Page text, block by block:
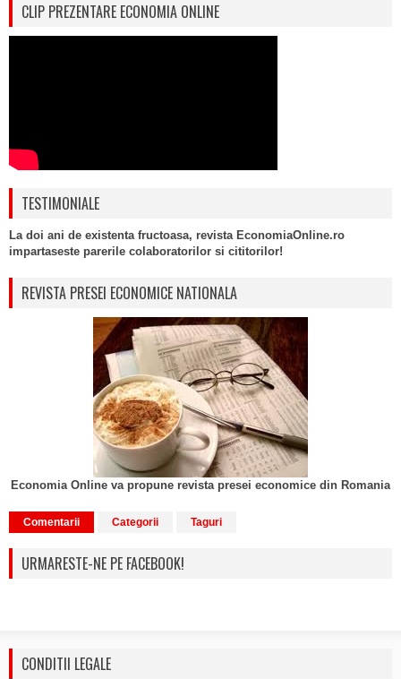
CLIP PREZENTARE ECONOMIA ONLINE
TESTIMONIALE
La doi ani de existenta fructoasa, revista EconomiaOnline.ro
impartaseste parerile colaboratorilor si cititorilor!
REVISTA PRESEI ECONOMICE NATIONALA
Economia Online va propune revista presei economice din Romania
Comentarii Categorii Taguri
URMARESTE-NE PE FACEBOOK!
CONDITII LEGALE